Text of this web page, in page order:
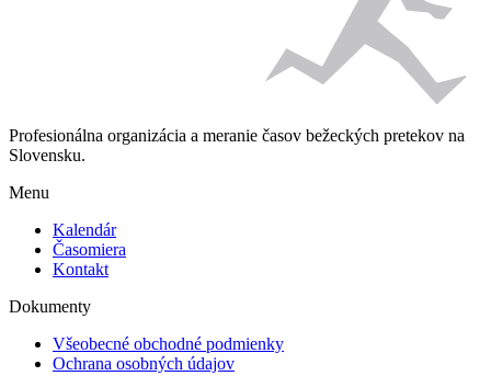
Profesionálna organizácia a meranie časov bežeckých pretekov na
Slovensku.
Menu
Kalendár
Časomiera
Kontakt
Dokumenty
Všeobecné obchodné podmienky
Ochrana osobných údajov